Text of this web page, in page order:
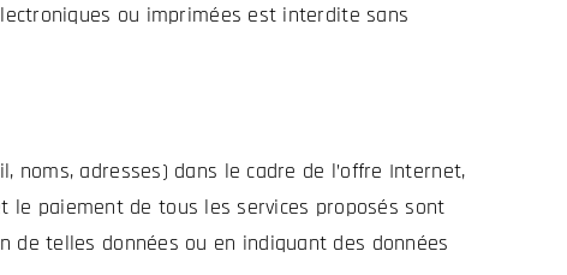
ou imprimées est interdite sans
adresses) dans le cadre de l’offre Internet,
le paiement de tous les services proposés sont
de telles données ou en indiquant des données